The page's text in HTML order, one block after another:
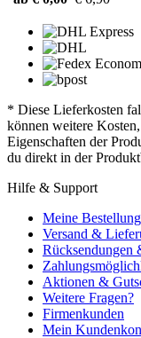
* Diese Lieferkosten
können weitere
Eigenschaften der
du direkt in der
Hilfe & Support
Meine Bestellung
Versand &
Rücksendungen
Aktionen &
Weitere Fragen?
Firmenkunden
Mein